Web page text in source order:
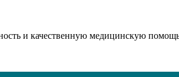
и качественную медицинскую